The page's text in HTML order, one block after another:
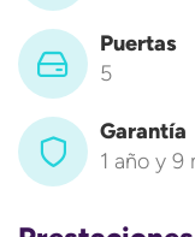
Puertas
5
Garantía
1 año y 9